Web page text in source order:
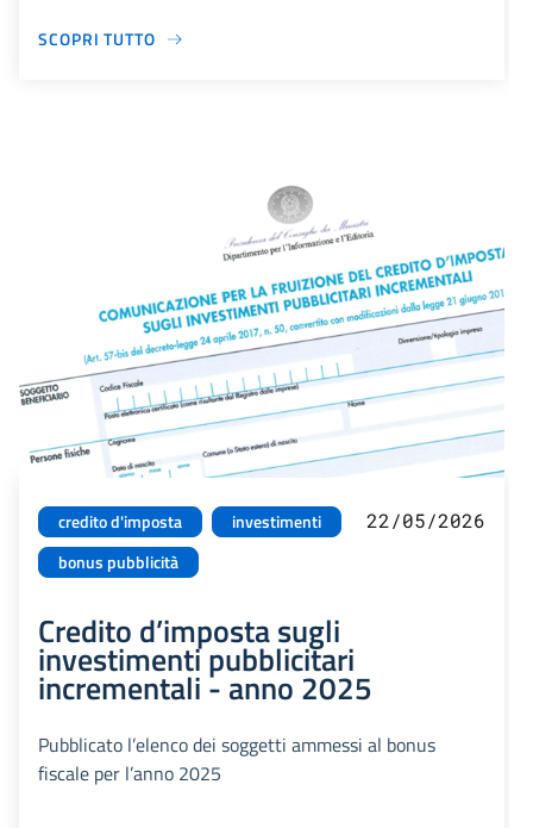
SCOPRI TUTTO
credito d'imposta
investimenti
bonus pubblicità
22/05/2026
Credito d’imposta sugli
investimenti pubblicitari
incrementali - anno 2025
Pubblicato l’elenco dei soggetti ammessi al bonus
fiscale per l’anno 2025